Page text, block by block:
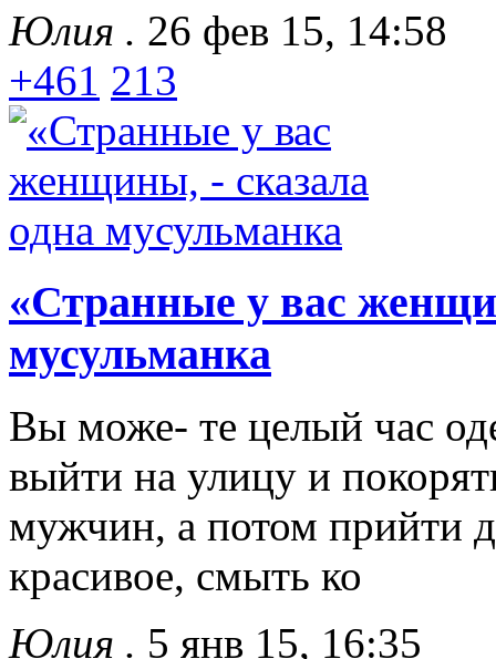
Юлия . 26 фев 15, 14:58
+461 213
«Странные у вас
мусульманка
Вы може- те целый час
выйти на улицу и
мужчин, а потом прийти
красивое, смыть ко
Юлия . 5 янв 15, 16:35